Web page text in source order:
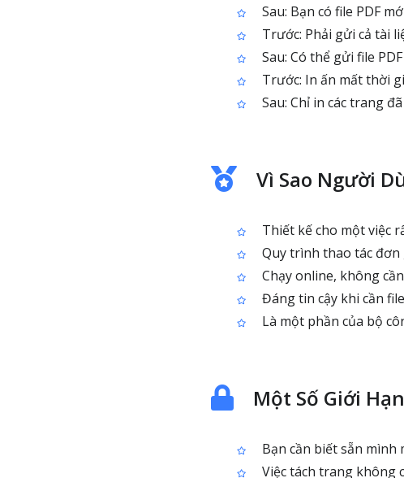
Sau: Bạn có file PDF
Trước: Phải gửi cả tài
Sau: Có thể gửi file
Trước: In ấn mất thời
Sau: Chỉ in các trang
Vì Sao Người
Thiết kế cho một việc
Quy trình thao tác
Chạy online, không
Đáng tin cậy khi cần
Là một phần của bộ
Một Số Giới
Bạn cần biết sẵn
Việc tách trang không